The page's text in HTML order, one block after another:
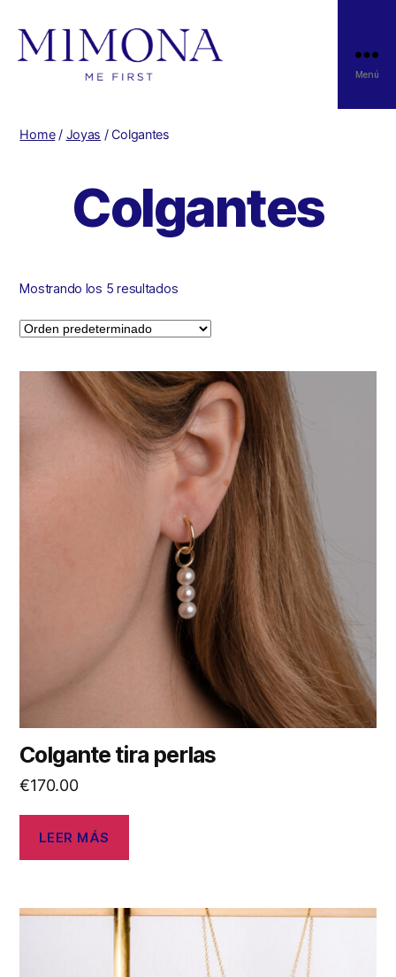
Menú
Home/ Joyas / Colgantes
Colgantes
Mostrando los 5 resultados
Colgante tira perlas
€170.00
LEER MÁS